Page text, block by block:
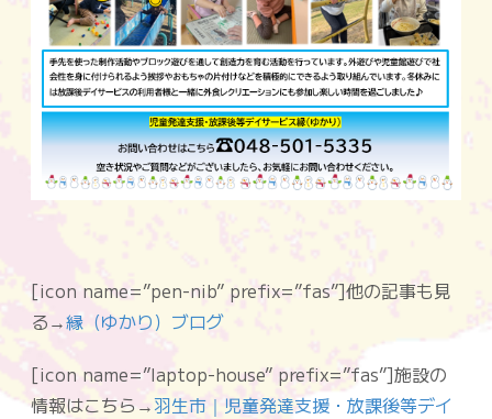
[icon name=”pen-nib” prefix=”fas”]他の記事も見
る→縁（ゆかり）ブログ
[icon name=”laptop-house” prefix=”fas”]施設の
情報はこちら→羽生市｜児童発達支援・放課後等デイ